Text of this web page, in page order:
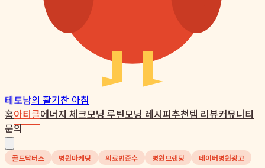
테토남의 활기찬 아침
홈아티클에너지 체크모닝 루틴모닝 레시피추천템 리뷰커뮤니티
문의
골드닥터스 병원마케팅 의료법준수 병원브랜딩 네이버병원광고